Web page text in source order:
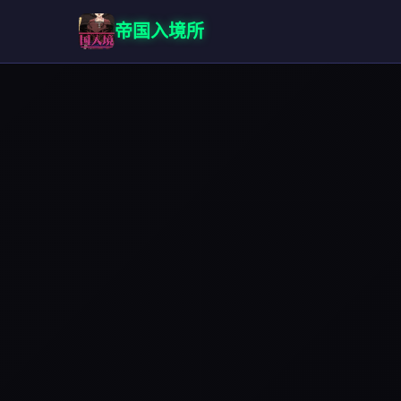
帝国入境所